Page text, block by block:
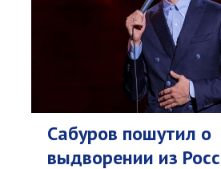
Сабуров пошутил о
выдворении из